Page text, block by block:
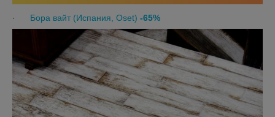
· Бора вайт (Испания, Oset) -65%